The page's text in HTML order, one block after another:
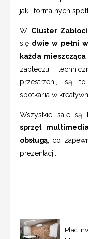
jak i formalnych
W Cluster
się dwie w pełni
każda
zapleczu
przestrzeni, są
spotkania w
Wszystkie sale są
sprzęt
obsługą , co
prezentacji.
Plac